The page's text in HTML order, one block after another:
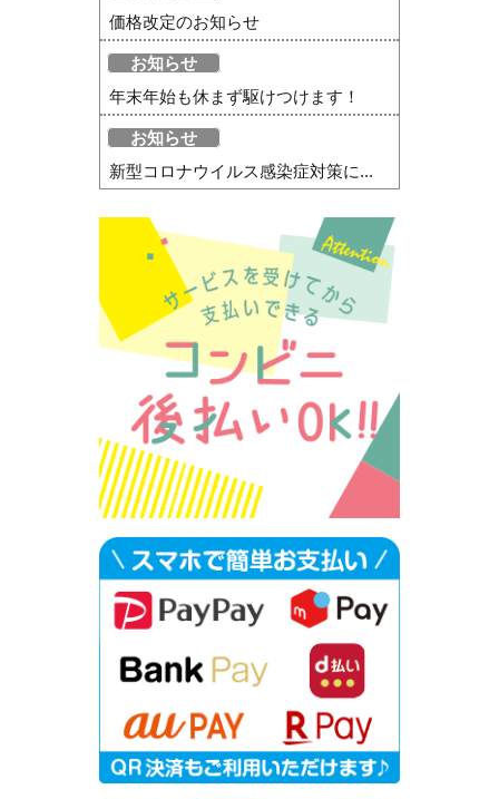
価格改定のお知らせ
お知らせ
年末年始も休まず駆けつけます！
お知らせ
新型コロナウイルス感染症対策に...